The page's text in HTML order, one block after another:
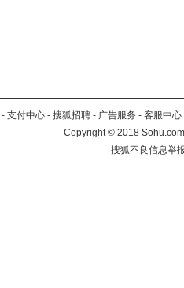
- 支付中心 - 搜狐招聘 - 广告服务 - 客服中心
Copyright©2018
搜狐不良信息举